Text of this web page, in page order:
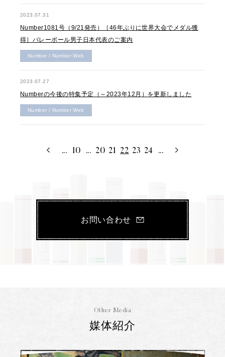
2023.07.31
Number1081号（9/21発売）［46年ぶりに世界大会でメダル獲
得］バレーボール男子日本代表のご案内
Number / Number Web
2023.07.27
Numberの今後の特集予定（～2023年12月）を更新しました
Number / Number Web
... 10 ... 20 21 22 23 24 ...
お問い合わせ
Other Media
媒体紹介